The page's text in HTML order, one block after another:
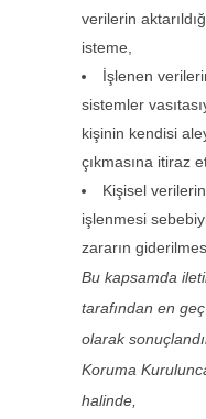
verilerin
isteme,
İşlenen
sistemler
kişinin kendisi
çıkmasına itiraz
Kişisel
işlenmesi
zararın
Bu kapsamda
tarafından en
olarak
Koruma
halinde,